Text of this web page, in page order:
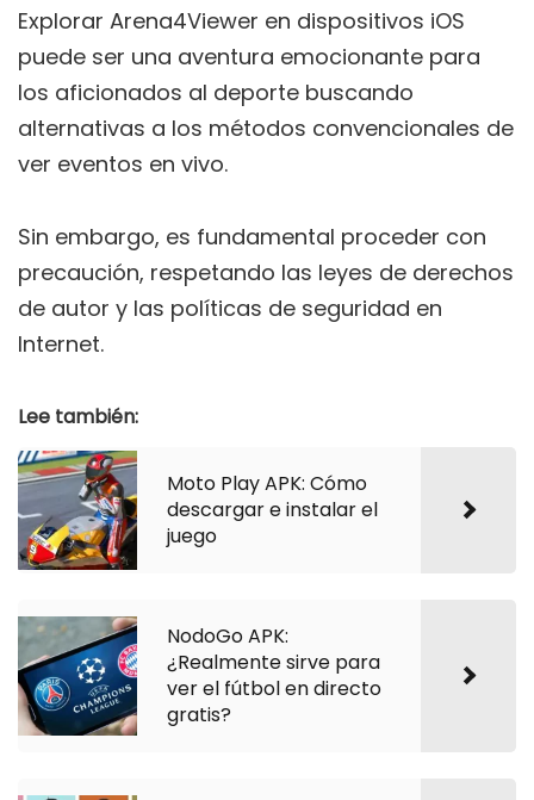
Explorar Arena4Viewer en dispositivos iOS
puede ser una aventura emocionante para
los aficionados al deporte buscando
alternativas a los métodos convencionales de
ver eventos en vivo.
Sin embargo, es fundamental proceder con
precaución, respetando las leyes de derechos
de autor y las políticas de seguridad en
Internet.
Lee también:
Moto Play APK: Cómo
descargar e instalar el
juego
NodoGo APK:
¿Realmente sirve para
ver el fútbol en directo
gratis?